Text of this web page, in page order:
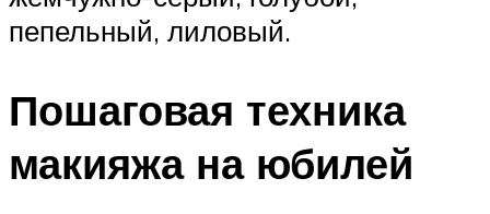
пепельный, лиловый.
Пошаговая техника
макияжа на юбилей